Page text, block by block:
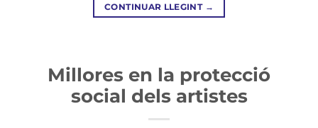
CONTINUAR LLEGINT →
Millores en la protecció
social dels artistes